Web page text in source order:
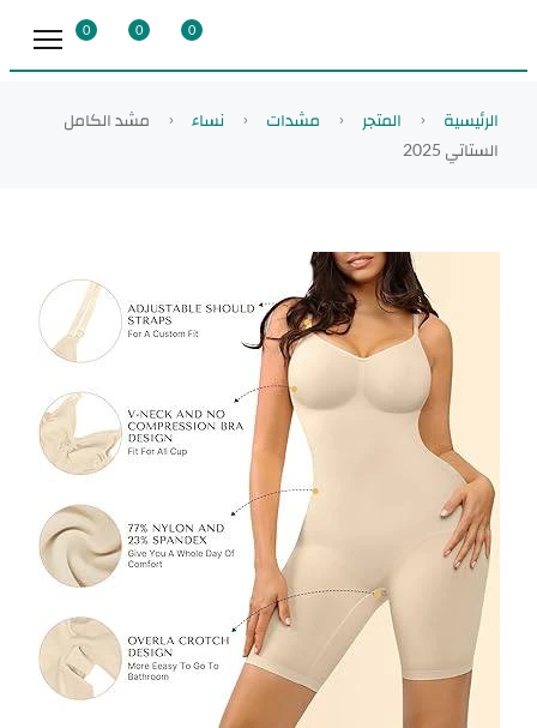
0
0
0
الرئيسية المتجر مشدات نساء
مشد الكامل
الستاتي 2025